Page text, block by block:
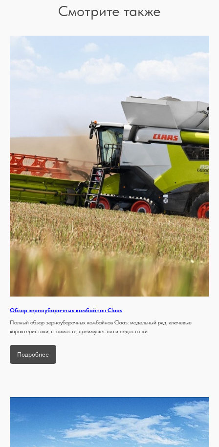
Смотрите также
Обзор зерноуборочных комбайнов Claas
Полный обзор зерноуборочных комбайнов Claas: модельный ряд, ключевые
характеристики, стоимость, преимущества и недостатки
Подробнее